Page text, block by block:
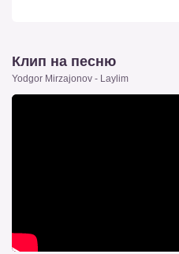
Клип на песню
Yodgor Mirzajonov - Laylim